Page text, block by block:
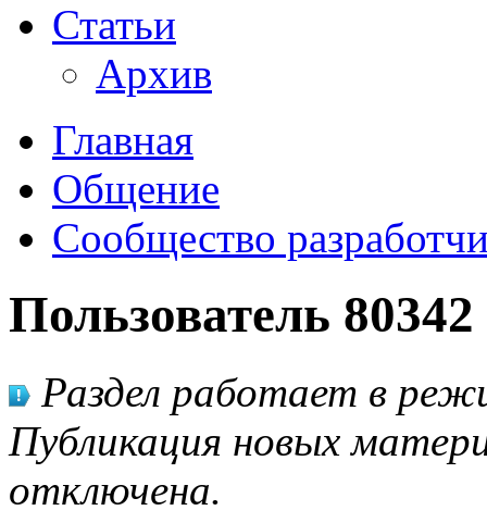
Статьи
Архив
Главная
Общение
Сообщество
Пользователь 80342
Раздел работает в
Публикация новых
отключена.